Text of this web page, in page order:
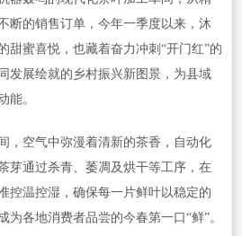
断的销售订单，今年一季度以来，沐
甜蜜喜悦，也藏着奋力冲刺“开门红”的
发展绘就的乡村振兴新图景，为县域
能。
，空气中弥漫着清新的茶香，自动化
芽通过杀青、萎凋及烘干等工序，在
控温控湿，确保每一片鲜叶以稳定的
为各地消费者品尝的今春第一口“鲜”。